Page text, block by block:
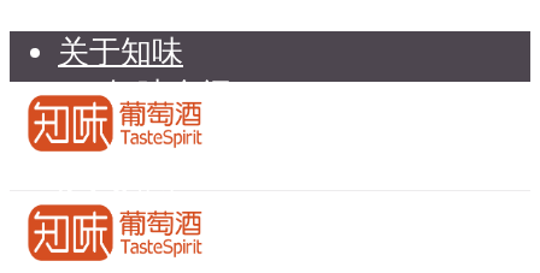
关于知味
知味介绍
知味专家顾问委员会
联系我们
知味荐酒